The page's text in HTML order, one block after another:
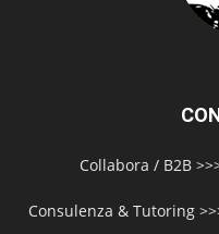
Collabora / B2B
Consulenza & Tutoring